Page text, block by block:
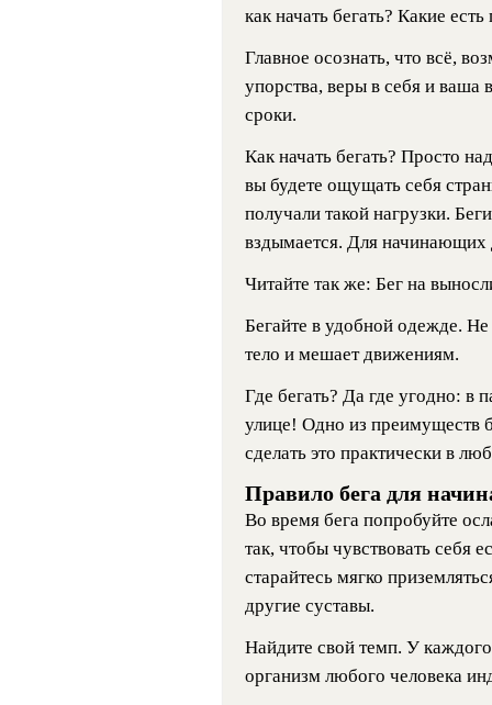
как начать бегать? Какие есть
Главное осознать, что всё,
упорства, веры в себя и ваша
сроки.
Как начать бегать? Просто
вы будете ощущать себя
получали такой нагрузки.
вздымается. Для начинающих
Читайте так же: Бег на
Бегайте в удобной одежде.
тело и мешает движениям.
Где бегать? Да где угодно: в
улице! Одно из преимуществ
сделать это практически в
Правило бега для
Во время бега попробуйте
так, чтобы чувствовать себя
старайтесь мягко
другие суставы.
Найдите свой темп. У
организм любого человека